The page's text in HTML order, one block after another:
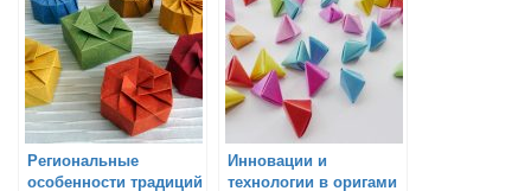
Региональные
особенности традиций
Инновации и
технологии в оригами